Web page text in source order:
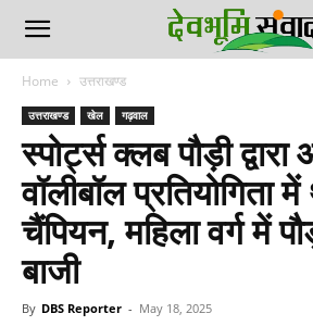
Home उत्तराखण्ड
उत्तराखण्ड खेल गढ़वाल
स्पोर्ट्स क्लब पौड़ी
वॉलीबॉल प्रतियोगिता
चैंपियन, महिला वर्ग में
बाजी
By DBS Reporter - May 18, 2025